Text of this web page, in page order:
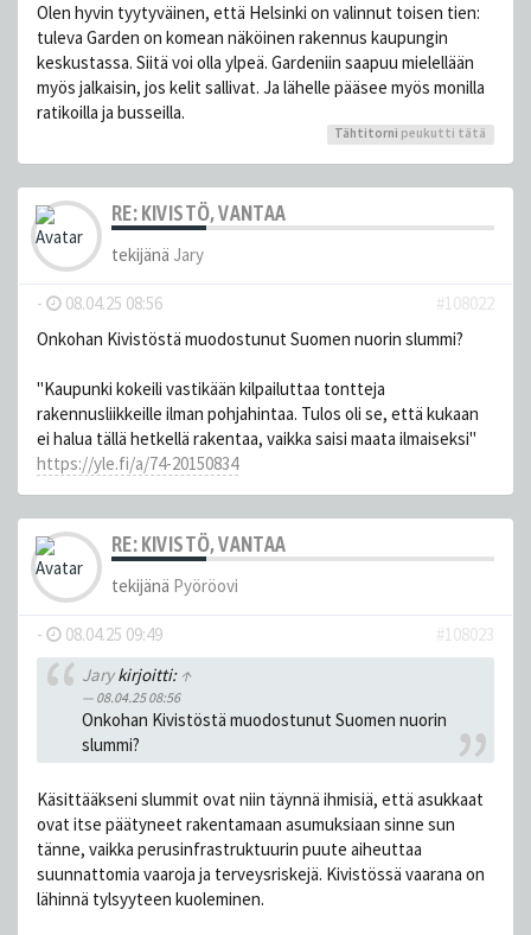
Olen hyvin tyytyväinen, että Helsinki on valinnut toisen tien:
tuleva Garden on komean näköinen rakennus kaupungin
keskustassa. Siitä voi olla ylpeä. Gardeniin saapuu mielellään
myös jalkaisin, jos kelit sallivat. Ja lähelle pääsee myös monilla
ratikoilla ja busseilla.
Tähtitorni peukutti tätä
RE: KIVISTÖ, VANTAA
tekijänä Jary
- 08.04.25 08:56
#108022
Onkohan Kivistöstä muodostunut Suomen nuorin slummi?
"Kaupunki kokeili vastikään kilpailuttaa tontteja
rakennusliikkeille ilman pohjahintaa. Tulos oli se, että kukaan
ei halua tällä hetkellä rakentaa, vaikka saisi maata ilmaiseksi"
https://yle.fi/a/74-20150834
RE: KIVISTÖ, VANTAA
tekijänä Pyöröovi
- 08.04.25 09:49
#108023
Jarykirjoitti: ↑
08.04.25 08:56
Onkohan Kivistöstä muodostunut Suomen nuorin
slummi?
Käsittääkseni slummit ovat niin täynnä ihmisiä, että asukkaat
ovat itse päätyneet rakentamaan asumuksiaan sinne sun
tänne, vaikka perusinfrastruktuurin puute aiheuttaa
suunnattomia vaaroja ja terveysriskejä. Kivistössä vaarana on
lähinnä tylsyyteen kuoleminen.